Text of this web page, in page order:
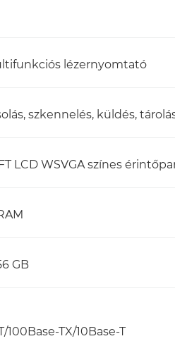
lézernyomtató
szkennelés, küldés,
LCD WSVGA színes
GB
100Base-TX/10Base-T